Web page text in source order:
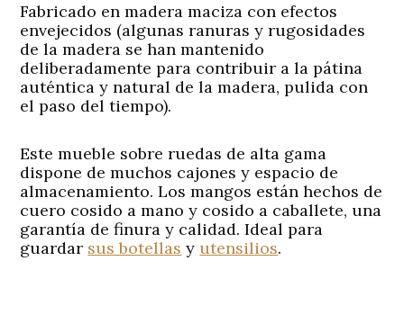
Fabricado en madera maciza con efectos
envejecidos (algunas ranuras y rugosidades
de la madera se han mantenido
deliberadamente para contribuir a la pátina
auténtica y natural de la madera, pulida con
el paso del tiempo).
Este mueble sobre ruedas de alta gama
dispone de muchos cajones y espacio de
almacenamiento. Los mangos están hechos de
cuero cosido a mano y cosido a caballete, una
garantía de finura y calidad. Ideal para
guardar sus botellas yutensilios.